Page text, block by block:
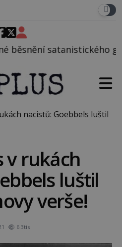
gangu vedeného
nacistů: Goebbels luštil
v rukách
luštil
verše!
6.3tis